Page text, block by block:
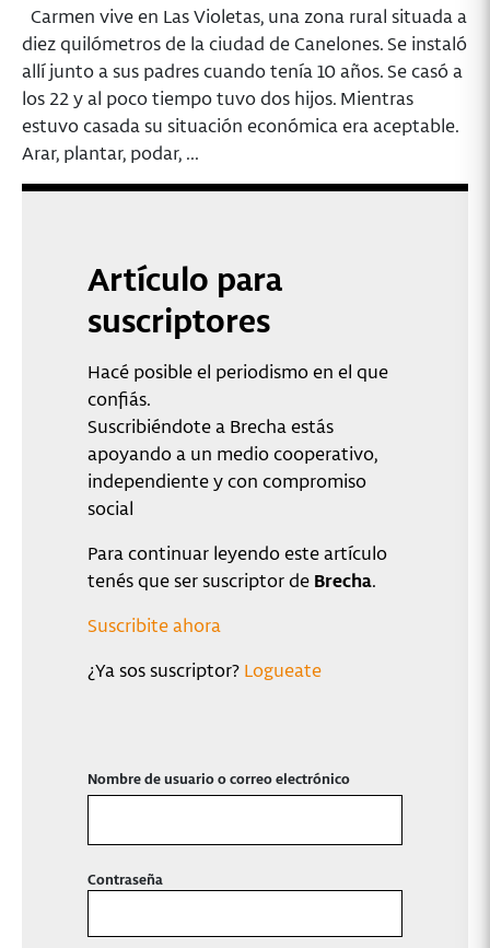
Carmen vive en Las Violetas, una zona rural situada a
diez quilómetros de la ciudad de Canelones. Se instaló
allí junto a sus padres cuando tenía 10 años. Se casó a
los 22 y al poco tiempo tuvo dos hijos. Mientras
estuvo casada su situación económica era aceptable.
Arar, plantar, podar, ...
Artículo para
suscriptores
Hacé posible el periodismo en el que
confiás.
Suscribiéndote a Brecha estás
apoyando a un medio cooperativo,
independiente y con compromiso
social
Para continuar leyendo este artículo
tenés que ser suscriptor de Brecha.
Suscribite ahora
¿Ya sos suscriptor? Logueate
Nombre de usuario o correo electrónico
Contraseña